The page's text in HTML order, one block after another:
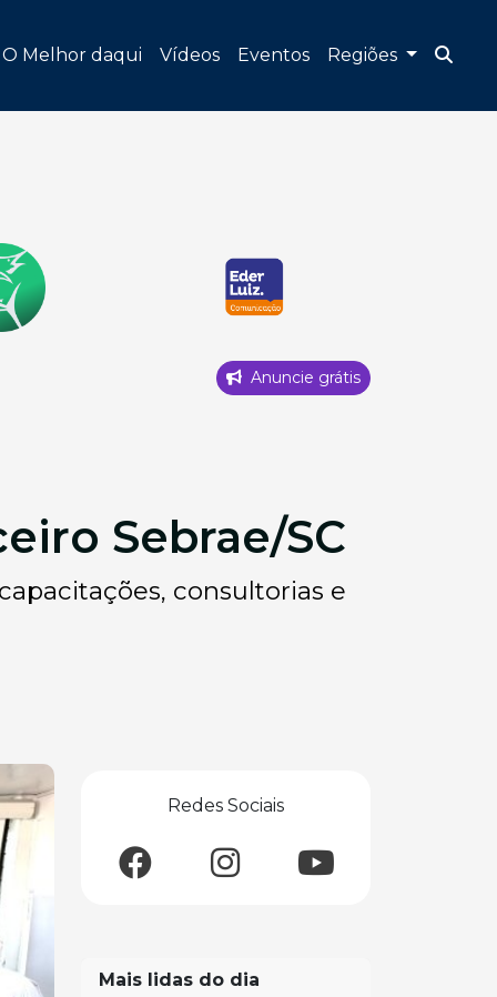
O Melhor daqui Vídeos Eventos Regiões
Anuncie grátis
Sebrae/SC
consultorias e
Redes Sociais
Mais lidas do dia